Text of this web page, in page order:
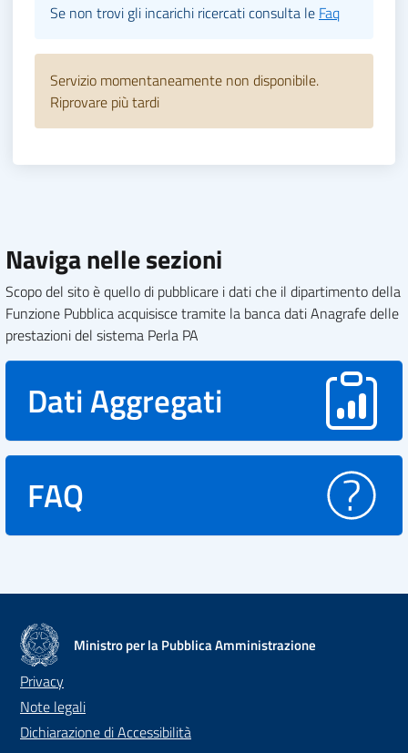
Se non trovi gli incarichi ricercati consulta le Faq
Servizio momentaneamente non disponibile.
Riprovare più tardi
Naviga nelle sezioni
Scopo del sito è quello di pubblicare i dati che il dipartimento della
Funzione Pubblica acquisisce tramite la banca dati Anagrafe delle
prestazioni del sistema Perla PA
Dati Aggregati
FAQ
Ministro per la Pubblica Amministrazione
Privacy
Note legali
Dichiarazione di Accessibilità